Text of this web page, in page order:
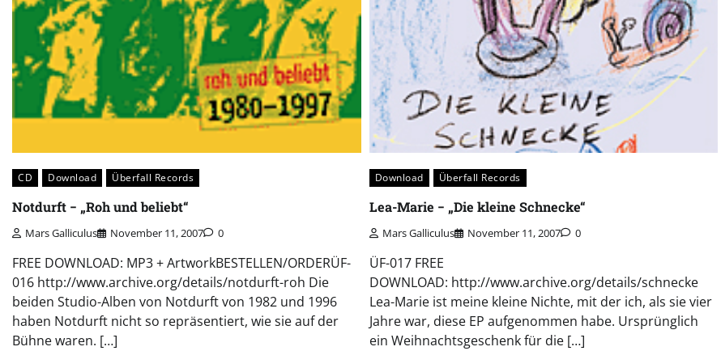
CD Download Überfall Records
Notdurft − „Roh und beliebt“
Mars Galliculus November 11, 2007 0
FREE DOWNLOAD: MP3 + ArtworkBESTELLEN/ORDERÜF-
016 http://www.archive.org/details/notdurft-roh Die
beiden Studio-Alben von Notdurft von 1982 und 1996
haben Notdurft nicht so repräsentiert, wie sie auf der
Bühne waren. […]
Download Überfall Records
Lea-Marie ­− „Die kleine Schnecke“
Mars Galliculus November 11, 2007 0
ÜF-017 FREE
DOWNLOAD: http://www.archive.org/details/schnecke
Lea-Marie ist meine kleine Nichte, mit der ich, als sie vier
Jahre war, diese EP aufgenommen habe. Ursprünglich
ein Weihnachtsgeschenk für die […]